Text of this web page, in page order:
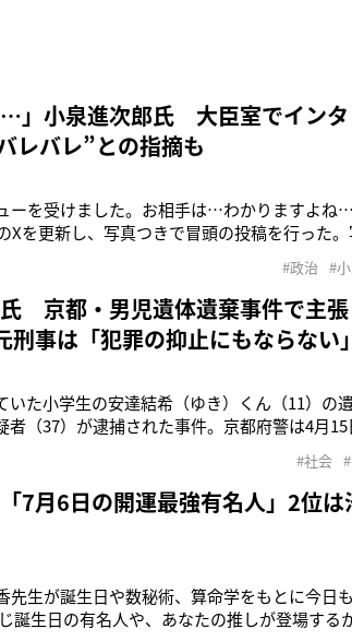
」小泉進次郎氏 大臣室でイン
レバレ”との指摘も
ーを受けました。お相手は…わかりますよね
Xを更新し、写真つきで冒頭の投稿を行った
ュー中の一コマと思われる。小泉氏が《お相
#政治 #
氏 京都・男児遺体遺棄事件で主
事は「犯罪の抑止にもならない
た小学生の安達結希（ゆき）くん（11）の
者（37）が逮捕された事件。京都府警は4月
「首をしめつけて殺した」と殺害についても
#社会
7月6日の開運最強有名人」2位
生が誕生日や数秘術、算命学をもとに今日
誕生日の有名人や、あなたの推しが登場する